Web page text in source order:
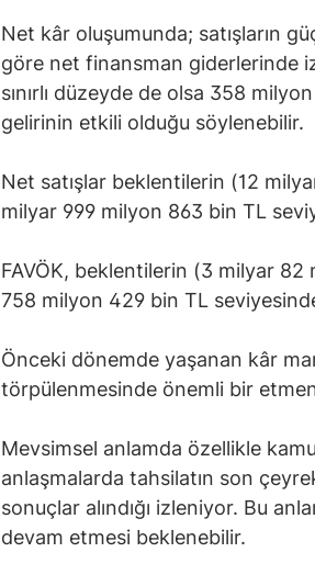
Net kâr oluşumunda; satışların
göre net finansman giderlerinde
sınırlı düzeyde de olsa 358
gelirinin etkili olduğu söylenebilir.
Net satışlar beklentilerin (12
milyar 999 milyon 863 bin TL
FAVÖK, beklentilerin (3 milyar 82
758 milyon 429 bin TL
Önceki dönemde yaşanan kâr
törpülenmesinde önemli bir
Mevsimsel anlamda özellikle
anlaşmalarda tahsilatın son
sonuçlar alındığı izleniyor. Bu
devam etmesi beklenebilir.